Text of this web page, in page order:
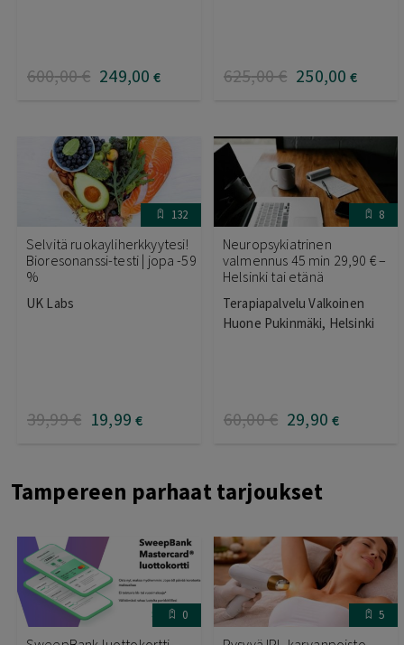
600,00€ 249,00 € 625,00€ 250,00 €
132
Selvitä ruokayliherkkyytesi!
Bioresonanssi-testi | jopa -59
%
UK Labs
39,99€ 19,99 €
8
Neuropsykiatrinen
valmennus 45 min 29,90 € –
Helsinki tai etänä
Terapiapalvelu Valkoinen
Huone Pukinmäki, Helsinki
60,00€ 29,90 €
Tampereen parhaat tarjoukset
0 5